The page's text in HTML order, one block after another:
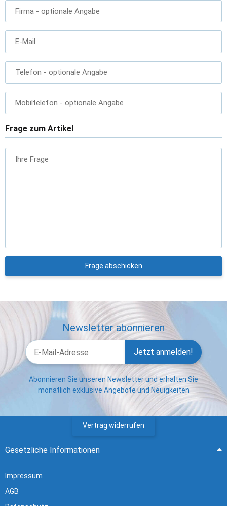
Firma - optionale Angabe
E-Mail
Telefon - optionale Angabe
Mobiltelefon - optionale Angabe
Frage zum Artikel
Ihre Frage
Frage abschicken
Newsletter abonnieren
Jetzt anmelden!
Abonnieren Sie unseren Newsletter und erhalten Sie
monatlich exklusive Angebote und Neuigkeiten
Vertrag widerrufen
Gesetzliche Informationen
Impressum
AGB